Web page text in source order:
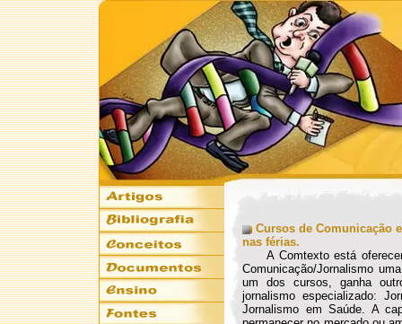
Cursos de Comunicação
nas férias.
A Comtexto está
Comunicação/Jornalismo
um dos cursos, ganha
jornalismo especializado:
Jornalismo em Saúde. A